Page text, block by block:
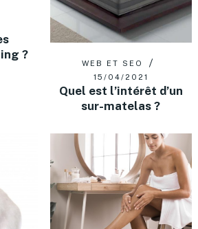
?
WEB ET SEO
15/04/2021
Quel est l’intérêt d’un
sur-matelas ?